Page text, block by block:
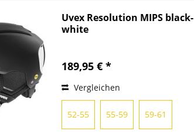
Uvex Resolution MIPS black-
white
189,95 € *
Vergleichen
52-55 55-59 59-61